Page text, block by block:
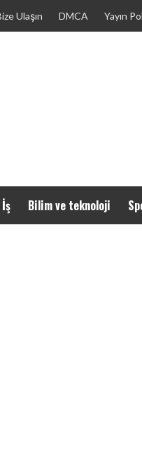
Ulaşın DMCA Yayın
İş Bilim ve teknoloji